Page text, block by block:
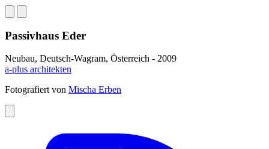
Passivhaus Eder
Neubau, Deutsch-Wagram, Österreich - 2009
a-plus architekten
Fotografiert von Mischa Erben